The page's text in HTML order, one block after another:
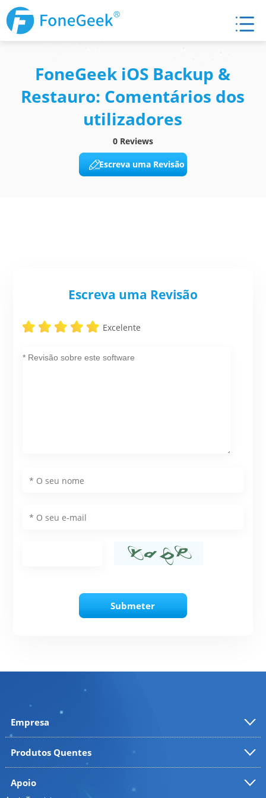
FoneGeek iOS Backup &
Restauro: Comentários dos
utilizadores
0 Reviews
Escreva uma Revisão
Escreva uma Revisão
Excelente
Submeter
Empresa
Produtos Quentes
Apoio